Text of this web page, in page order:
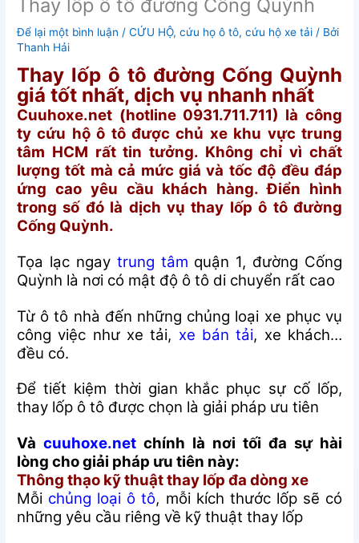
Thay lốp ô tô đường Cống Quỳnh
Để lại một bình luận /CỨU HỘ,cứu họ ô tô,cứu hộ xe tải / Bởi
Thanh Hải
Thay lốp ô tô đường Cống Quỳnh
giá tốt nhất, dịch vụ nhanh nhất
Cuuhoxe.net (hotline 0931.711.711) là công
ty cứu hộ ô tô được chủ xe khu vực trung
tâm HCM rất tin tưởng. Không chỉ vì chất
lượng tốt mà cả mức giá và tốc độ đều đáp
ứng cao yêu cầu khách hàng. Điển hình
trong số đó là dịch vụ thay lốp ô tô đường
Cống Quỳnh.
Tọa lạc ngay trung tâm quận 1, đường Cống
Quỳnh là nơi có mật độ ô tô di chuyển rất cao
Từ ô tô nhà đến những chủng loại xe phục vụ
công việc như xe tải, xe bán tải, xe khách…
đều có.
Để tiết kiệm thời gian khắc phục sự cố lốp,
thay lốp ô tô được chọn là giải pháp ưu tiên
Vàcuuhoxe.net chính là nơi tối đa sự hài
lòng cho giải pháp ưu tiên này:
Thông thạo kỹ thuật thay lốp đa dòng xe
Mỗi chủng loại ô tô, mỗi kích thước lốp sẽ có
những yêu cầu riêng về kỹ thuật thay lốp